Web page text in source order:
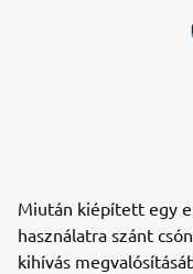
Miután kiépített egy
használatra szánt
kihívás